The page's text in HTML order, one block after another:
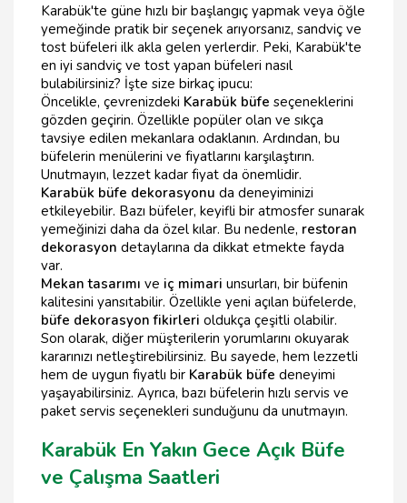
Karabük'te güne hızlı bir başlangıç yapmak veya öğle
yemeğinde pratik bir seçenek arıyorsanız, sandviç ve
tost büfeleri ilk akla gelen yerlerdir. Peki, Karabük'te
en iyi sandviç ve tost yapan büfeleri nasıl
bulabilirsiniz? İşte size birkaç ipucu:
Öncelikle, çevrenizdeki Karabük büfe seçeneklerini
gözden geçirin. Özellikle popüler olan ve sıkça
tavsiye edilen mekanlara odaklanın. Ardından, bu
büfelerin menülerini ve fiyatlarını karşılaştırın.
Unutmayın, lezzet kadar fiyat da önemlidir.
Karabük büfe dekorasyonu da deneyiminizi
etkileyebilir. Bazı büfeler, keyifli bir atmosfer sunarak
yemeğinizi daha da özel kılar. Bu nedenle, restoran
dekorasyon detaylarına da dikkat etmekte fayda
var.
Mekan tasarımı ve iç mimari unsurları, bir büfenin
kalitesini yansıtabilir. Özellikle yeni açılan büfelerde,
büfe dekorasyon fikirleri oldukça çeşitli olabilir.
Son olarak, diğer müşterilerin yorumlarını okuyarak
kararınızı netleştirebilirsiniz. Bu sayede, hem lezzetli
hem de uygun fiyatlı bir Karabük büfe deneyimi
yaşayabilirsiniz. Ayrıca, bazı büfelerin hızlı servis ve
paket servis seçenekleri sunduğunu da unutmayın.
Karabük En Yakın Gece Açık Büfe
ve Çalışma Saatleri